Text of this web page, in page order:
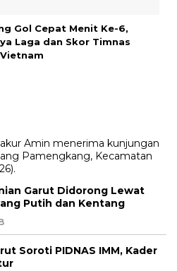
Gol Cepat Menit Ke-6,
Laga dan Skor Timnas
Garut Didorong Lewat
Putih dan Kentang
Soroti PIDNAS IMM, Kader